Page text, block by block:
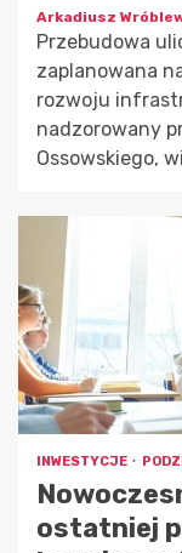
Arkadiusz
Przebudowa
zaplanowana
rozwoju
nadzorowany
Ossowskiego,
INWESTYCJE
ostatniej